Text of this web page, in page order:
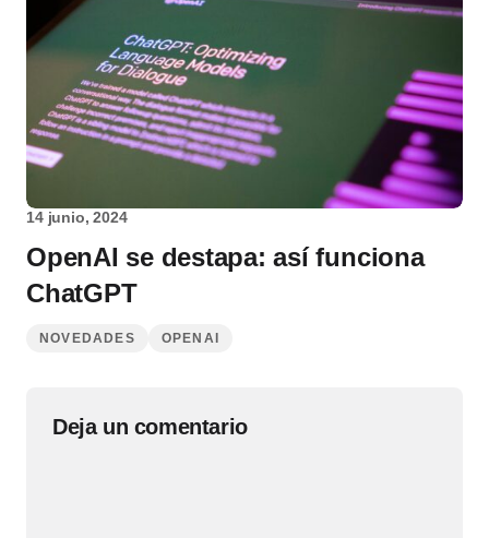
14 junio, 2024
OpenAI se destapa: así funciona
ChatGPT
NOVEDADES OPENAI
Deja un comentario